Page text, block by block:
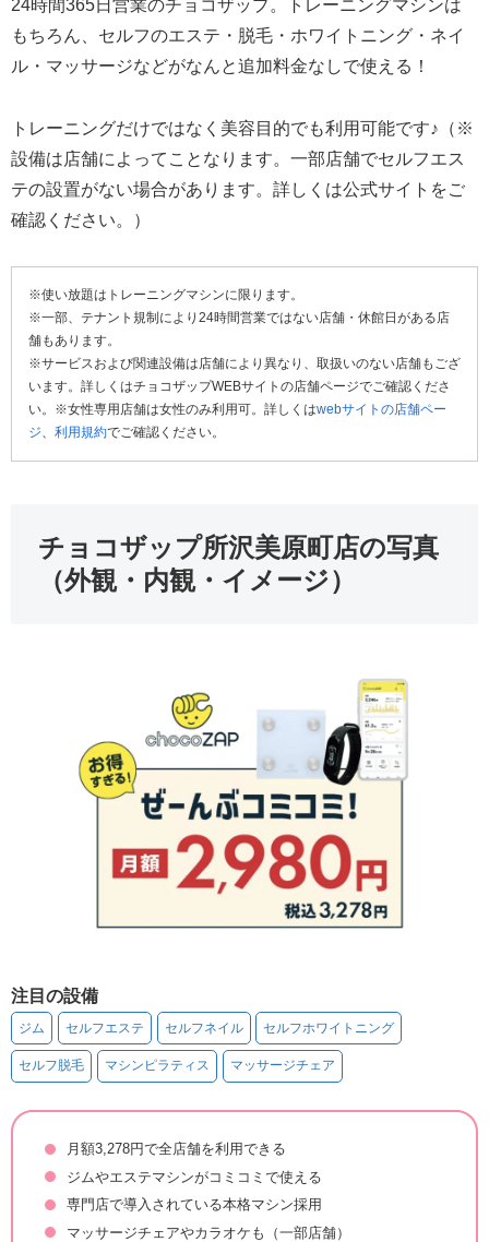
24時間365日営業のチョコザップ。トレーニングマシンは
もちろん、セルフのエステ・脱毛・ホワイトニング・ネイ
ル・マッサージなどがなんと追加料金なしで使える！
トレーニングだけではなく美容目的でも利用可能です♪（※
設備は店舗によってことなります。一部店舗でセルフエス
テの設置がない場合があります。詳しくは公式サイトをご
確認ください。）
※使い放題はトレーニングマシンに限ります。
※一部、テナント規制により24時間営業ではない店舗・休館日がある店
舗もあります。
※サービスおよび関連設備は店舗により異なり、取扱いのない店舗もござ
います。詳しくはチョコザップWEBサイトの店舗ページでご確認くださ
い。※女性専用店舗は女性のみ利用可。詳しくはwebサイトの店舗ペー
ジ、 利用規約でご確認ください。
チョコザップ所沢美原町店の写真
（外観・内観・イメージ）
注目の設備
ジム セルフエステ セルフネイル セルフホワイトニング
セルフ脱毛 マシンピラティス マッサージチェア
月額3,278円で全店舗を利用できる
ジムやエステマシンがコミコミで使える
専門店で導入されている本格マシン採用
マッサージチェアやカラオケも（一部店舗）